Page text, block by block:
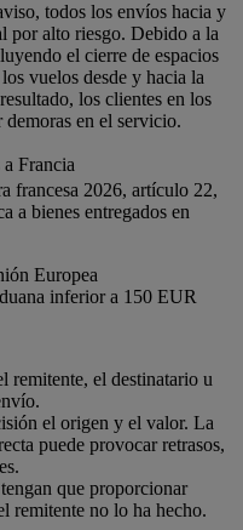
todos los envíos hacia y
por alto riesgo. Debido a la
el cierre de espacios
vuelos desde y hacia la
los clientes en los
demoras en el servicio.
Francia
francesa 2026, artículo 22,
a bienes entregados en
Europea
inferior a 150 EUR
remitente, el destinatario u
el origen y el valor. La
puede provocar retrasos,
que proporcionar
remitente no lo ha hecho.